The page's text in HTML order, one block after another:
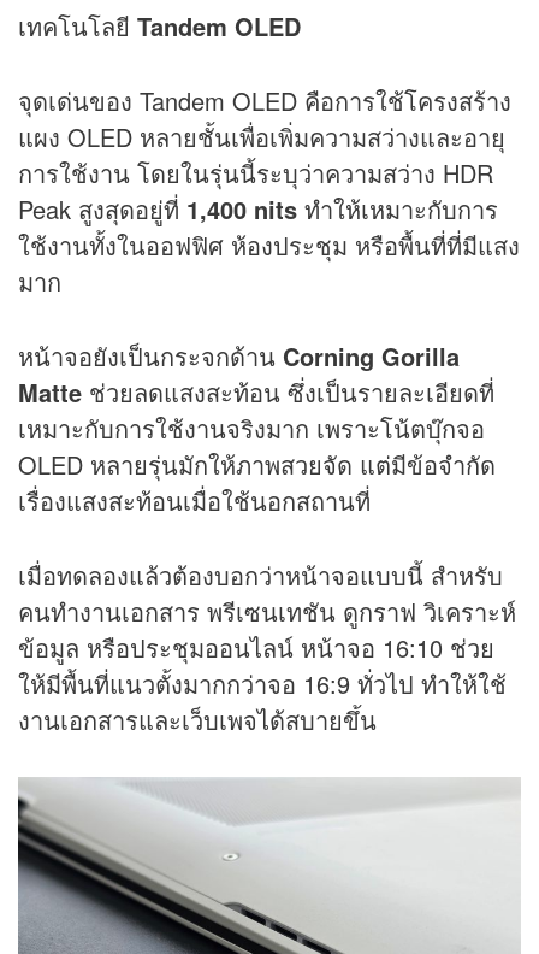
เทคโนโลยี Tandem OLED
จุดเด่นของ Tandem OLED คือการใช้โครงสร้าง
แผง OLED หลายชั้นเพื่อเพิ่มความสว่างและอายุ
การใช้งาน โดยในรุ่นนี้ระบุว่าความสว่าง HDR
Peak สูงสุดอยู่ที่ 1,400 nits ทำให้เหมาะกับการ
ใช้งานทั้งในออฟฟิศ ห้องประชุม หรือพื้นที่ที่มีแสง
มาก
หน้าจอยังเป็นกระจกด้าน Corning Gorilla
Matte ช่วยลดแสงสะท้อน ซึ่งเป็นรายละเอียดที่
เหมาะกับการใช้งานจริงมาก เพราะโน้ตบุ๊กจอ
OLED หลายรุ่นมักให้ภาพสวยจัด แต่มีข้อจำกัด
เรื่องแสงสะท้อนเมื่อใช้นอกสถานที่
เมื่อทดลองแล้วต้องบอกว่าหน้าจอแบบนี้ สำหรับ
คนทำงานเอกสาร พรีเซนเทชัน ดูกราฟ วิเคราะห์
ข้อมูล หรือประชุมออนไลน์ หน้าจอ 16:10 ช่วย
ให้มีพื้นที่แนวตั้งมากกว่าจอ 16:9 ทั่วไป ทำให้ใช้
งานเอกสารและเว็บเพจได้สบายขึ้น